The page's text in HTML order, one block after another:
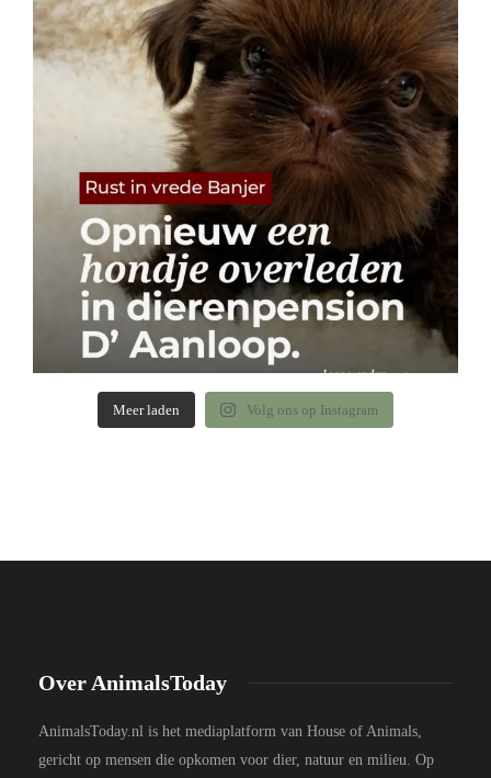
Meer laden Volg ons op Instagram
Over AnimalsToday
AnimalsToday.nl is het mediaplatform van House of Animals,
gericht op mensen die opkomen voor dier, natuur en milieu. Op